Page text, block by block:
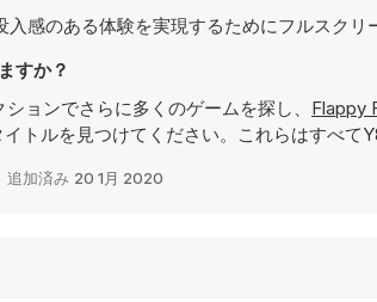
感のある体験を実現するためにフルスクリ
すか？
ションでさらに多くのゲームを探し、 Flappy
トルを見つけてください。これらはすべて
追加済み 20 1月 2020